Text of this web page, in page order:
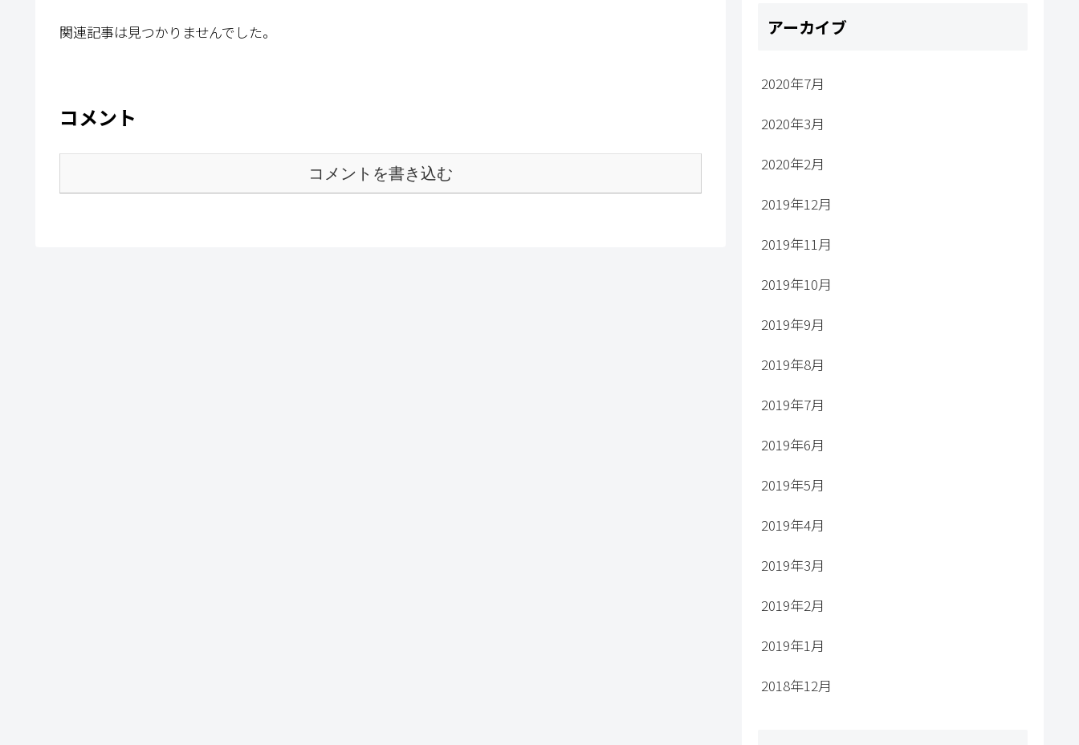
関連記事は見つかりませんでした。
コメント
コメントを書き込む
アーカイブ
2020年7月
2020年3月
2020年2月
2019年12月
2019年11月
2019年10月
2019年9月
2019年8月
2019年7月
2019年6月
2019年5月
2019年4月
2019年3月
2019年2月
2019年1月
2018年12月